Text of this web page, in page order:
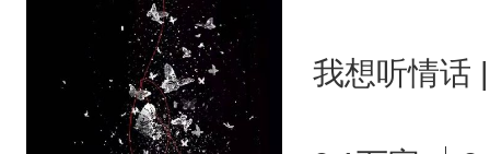
我想听情话